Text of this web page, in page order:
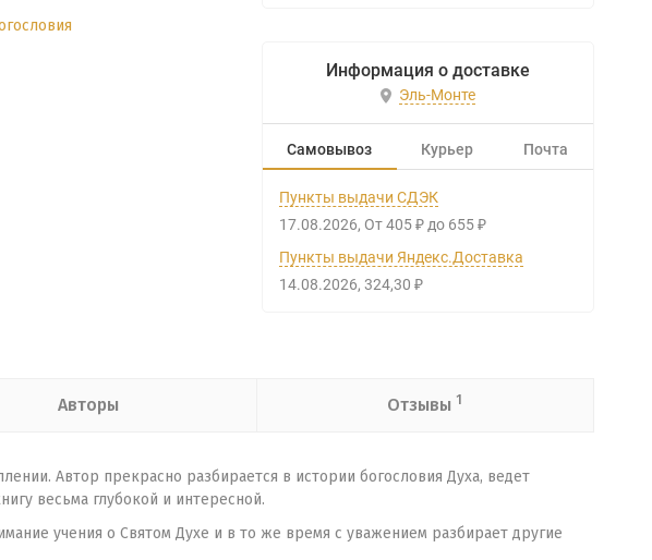
Информация о доставке
Эль-Монте
Самовывоз Курьер Почта
Пункты выдачи СДЭК
17.08.2026 От 405 ₽ до 655 ₽
Пункты выдачи Яндекс.Доставка
14.08.2026 324,30 ₽
Авторы Отзывы 1
Автор прекрасно разбирается в истории богословия Духа, ведет
весьма глубокой и интересной.
учения о Святом Духе и в то же время с уважением разбирает другие